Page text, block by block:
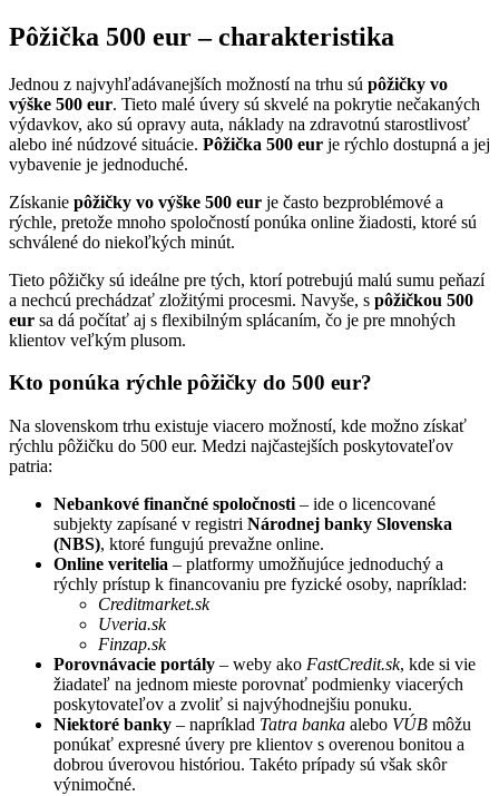
Pôžička 500 eur – charakteristika
Jednou z najvyhľadávanejších možností na trhu sú pôžičky vo
výške 500 eur. Tieto malé úvery sú skvelé na pokrytie nečakaných
výdavkov, ako sú opravy auta, náklady na zdravotnú starostlivosť
alebo iné núdzové situácie. Pôžička 500 eur je rýchlo dostupná a jej
vybavenie je jednoduché.
Získanie pôžičky vo výške 500 eur je často bezproblémové a
rýchle, pretože mnoho spoločností ponúka online žiadosti, ktoré sú
schválené do niekoľkých minút.
Tieto pôžičky sú ideálne pre tých, ktorí potrebujú malú sumu peňazí
a nechcú prechádzať zložitými procesmi. Navyše, s pôžičkou 500
eur sa dá počítať aj s flexibilným splácaním, čo je pre mnohých
klientov veľkým plusom.
Kto ponúka rýchle pôžičky do 500 eur?
Na slovenskom trhu existuje viacero možností, kde možno získať
rýchlu pôžičku do 500 eur. Medzi najčastejších poskytovateľov
patria:
Nebankové finančné spoločnosti – ide o licencované
subjekty zapísané v registri Národnej banky Slovenska
(NBS), ktoré fungujú prevažne online.
Online veritelia – platformy umožňujúce jednoduchý a
rýchly prístup k financovaniu pre fyzické osoby, napríklad:
Creditmarket.sk
Uveria.sk
Finzap.sk
Porovnávacie portály – weby ako FastCredit.sk, kde si vie
žiadateľ na jednom mieste porovnať podmienky viacerých
poskytovateľov a zvoliť si najvýhodnejšiu ponuku.
Niektoré banky – napríklad Tatra banka alebo VÚB môžu
ponúkať expresné úvery pre klientov s overenou bonitou a
dobrou úverovou históriou. Takéto prípady sú však skôr
výnimočné.